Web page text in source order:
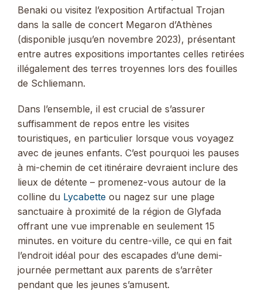
Benaki ou visitez l’exposition Artifactual Trojan
dans la salle de concert Megaron d’Athènes
(disponible jusqu’en novembre 2023), présentant
entre autres expositions importantes celles retirées
illégalement des terres troyennes lors des fouilles
de Schliemann.
Dans l’ensemble, il est crucial de s’assurer
suffisamment de repos entre les visites
touristiques, en particulier lorsque vous voyagez
avec de jeunes enfants. C’est pourquoi les pauses
à mi-chemin de cet itinéraire devraient inclure des
lieux de détente – promenez-vous autour de la
colline du Lycabette ou nagez sur une plage
sanctuaire à proximité de la région de Glyfada
offrant une vue imprenable en seulement 15
minutes. en voiture du centre-ville, ce qui en fait
l’endroit idéal pour des escapades d’une demi-
journée permettant aux parents de s’arrêter
pendant que les jeunes s’amusent.